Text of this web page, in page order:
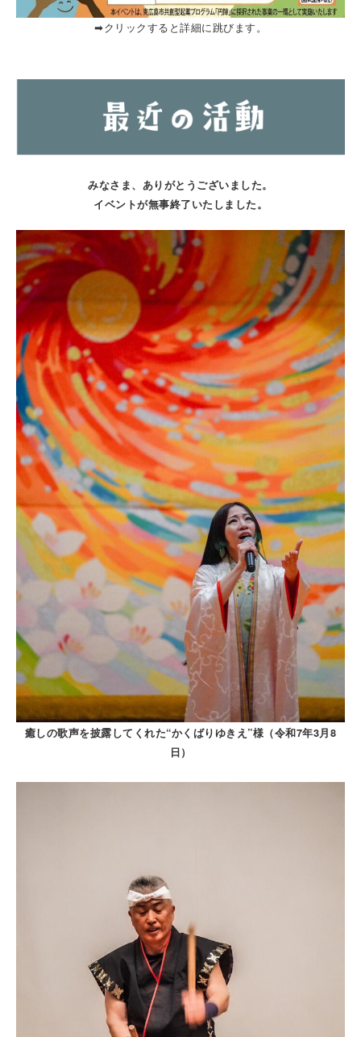
➡︎クリックすると詳細に跳びます。
みなさま、ありがとうございました。
イベントが無事終了いたしました。
癒しの歌声を披露してくれた“かくばりゆきえ”様（令和7年3月8
日）